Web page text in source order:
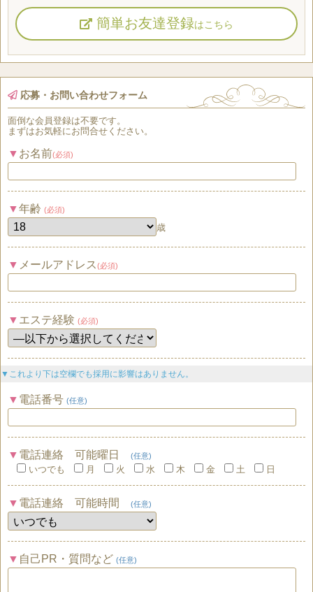
簡単お友達登録はこちら
応募・お問い合わせフォーム
面倒な会員登録は不要です。
まずはお気軽にお問合せください。
お名前(必須)
年齢 (必須)
歳
メールアドレス (必須)
エステ経験 (必須)
▼これより下は空欄でも採用に影響はありません。
電話番号 (任意)
電話連絡 可能曜日 (任意)
いつでも 月 火 水 木 金 土 日
電話連絡 可能時間 (任意)
自己PR・質問など (任意)